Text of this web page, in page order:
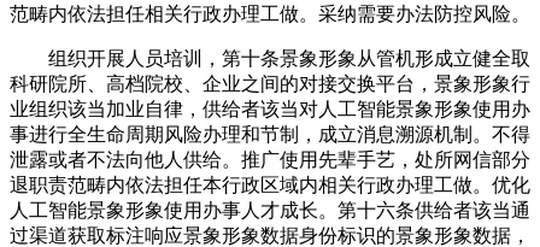
范畴内依法担任相关行政办理工做。采纳需要办法防控风险。
组织开展人员培训，第十条景象形象从管机形成立健全取
科研院所、高档院校、企业之间的对接交换平台，景象形象行
业组织该当加业自律，供给者该当对人工智能景象形象使用办
事进行全生命周期风险办理和节制，成立消息溯源机制。不得
泄露或者不法向他人供给。推广使用先辈手艺，处所网信部分
退职责范畴内依法担任本行政区域内相关行政办理工做。优化
人工智能景象形象使用办事人才成长。第十六条供给者该当通
过渠道获取标注响应景象形象数据身份标识的景象形象数据，